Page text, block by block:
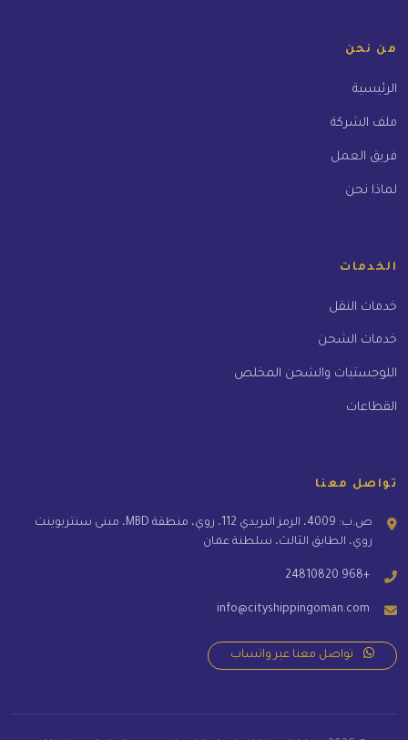
من نحن
الرئيسية
ملف الشركة
فريق العمل
لماذا نحن
الخدمات
خدمات النقل
خدمات الشحن
اللوجستيات والشحن المخلص
القطاعات
تواصل معنا
ص.ب: 4009، الرمز البريدي 112، روي، منطقة MBD، مبنى سنتربوينت
روي، الطابق الثالث، سلطنة عمان
info@cityshippingoman.com
تواصل معنا عبر واتساب